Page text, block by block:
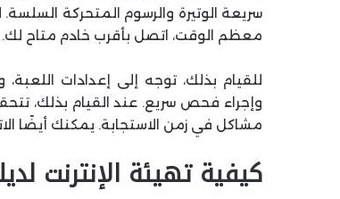
سريعة الوتيرة والرسوم المتحركة
معظم الوقت، اتصل بأقرب خادم متاح لك.
للقيام بذلك، توجه إلى إعدادات
وإجراء فحص سريع. عند القيام بذلك،
مشاكل في زمن الاستجابة. يمكنك أيضًا
كيفية تهيئة الإنترنت